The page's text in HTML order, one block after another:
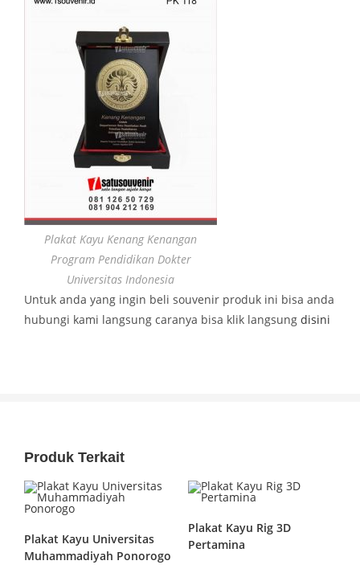
Plakat Kayu Kenang Kenangan
Program Pendidikan Dokter
Universitas Indonesia
Untuk anda yang ingin beli souvenir produk ini bisa anda
hubungi kami langsung caranya bisa klik langsung disini
Produk Terkait
Plakat Kayu Universitas
Muhammadiyah Ponorogo
Plakat Kayu Rig 3D
Pertamina